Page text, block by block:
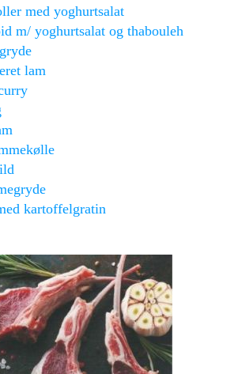
med yoghurtsalat
m/ yoghurtsalat og thabouleh
lam
kartoffelgratin